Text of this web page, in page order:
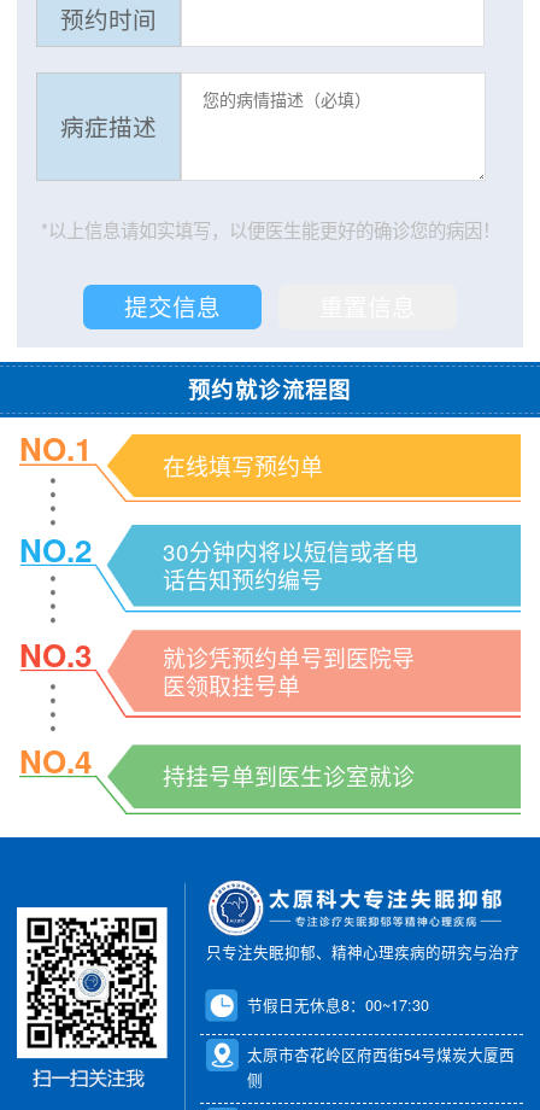
预约时间
病症描述
*以上信息请如实填写，以便医生能更好的确诊您的病因！
预约就诊流程图
NO.1 在线填写预约单
NO.2
30分钟内将以短信或者电
话告知预约编号
NO.3
就诊凭预约单号到医院导
医领取挂号单
NO.4 持挂号单到医生诊室就诊
只专注失眠抑郁、精神心理疾病的研究与治疗
节假日无休息8：00~17:30
太原市杏花岭区府西街54号煤炭大厦西
侧